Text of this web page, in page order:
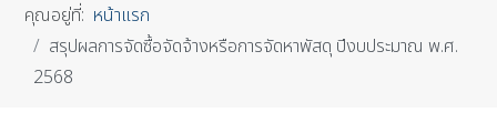
คุณอยู่ที่: หน้าแรก
สรุปผลการจัดซื้อจัดจ้างหรือการจัดหาพัสดุ ปีงบประมาณ พ.ศ.
2568